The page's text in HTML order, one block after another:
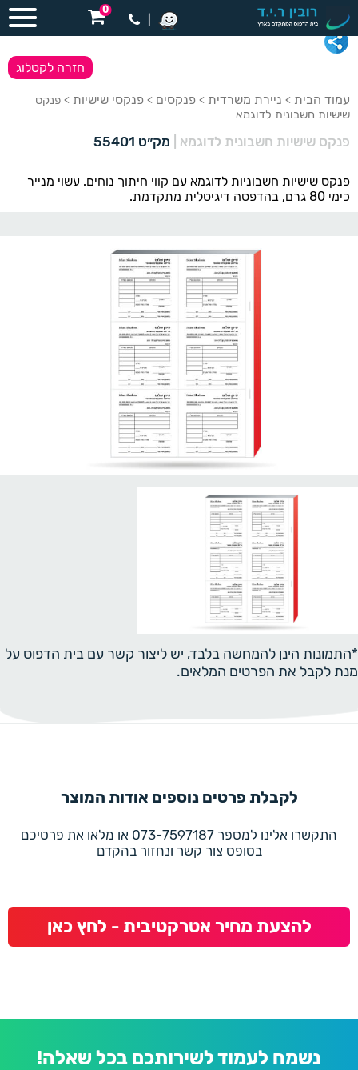
0
עמוד הבית > ניירת משרדית > פנקסים > פנקסי שישיות > פנקס
שישיות חשבונית לדוגמא
פנקס שישיות חשבונית לדוגמא מק״ט 55401
חזרה לקטלוג
פנקס שישיות חשבוניות לדוגמא עם קווי חיתוך נוחים. עשוי מנייר
כימי 80 גרם, בהדפסה דיגיטלית מתקדמת.
*התמונות הינן להמחשה בלבד, יש ליצור קשר עם בית הדפוס על
מנת לקבל את הפרטים המלאים.
לקבלת פרטים נוספים אודות המוצר
התקשרו אלינו למספר 073-7597187 או מלאו את פרטיכם
בטופס צור קשר ונחזור בהקדם
להצעת מחיר אטרקטיבית - לחץ כאן
נשמח לעמוד לשירותכם בכל שאלה!